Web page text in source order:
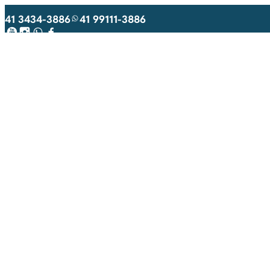
41 3434-3886
41 99111-3886
Youtube